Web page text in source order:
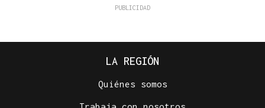
LA REGIÓN
Quiénes somos